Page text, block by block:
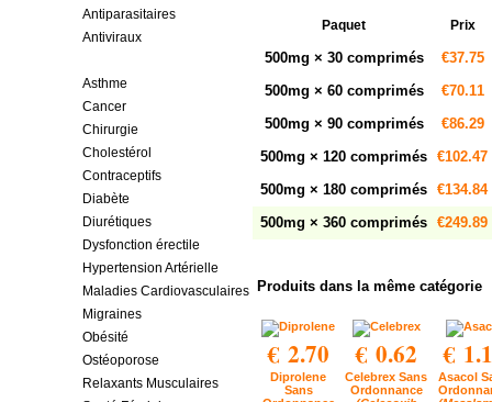
Antiparasitaires
Antiviraux
Asthme
Cancer
Chirurgie
Cholestérol
Contraceptifs
Diabète
Diurétiques
Dysfonction érectile
Hypertension Artérielle
Maladies Cardiovasculaires
Migraines
Obésité
Ostéoporose
Relaxants Musculaires
Paquet Prix
500mg × 30 comprimés
€37.75
500mg × 60 comprimés
€70.11
500mg × 90 comprimés
€86.29
500mg × 120 comprimés €102.47
500mg × 180 comprimés €134.84
500mg × 360 comprimés €249.89
Produits dans la même catégorie
€ 2.70
Diprolene
Sans
€ 0.62
Celebrex Sans
Ordonnance
€
Asacol